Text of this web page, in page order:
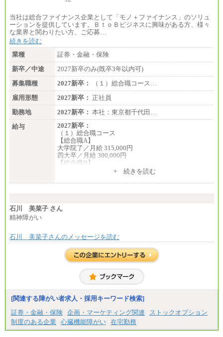
当社は総合ファイナンス企業として「モノ＋ファイナンス」のソリュ
ーションを提供しています。ＢｔｏＢビジネスに興味がある方、様々
な業界と関わりたい方、ご応募…
続きを読む
業種
証券・金融・保険
新卒／中途
2027新卒のみ(既卒3年以内可)
募集職種
2027新卒：
（１）総合職コース…
雇用形態
2027新卒： 正社員
勤務地
2027新卒： 本社：東京都千代田…
給与
2027新卒：
（１）総合職コース
【総合職A】
大学院了／月給 315,000円
四大卒／月給 300,000円
【総合職B】
大学院了／月給 282,000円+ 続きを読む
石川 美菜子 さん
精神障がい
石川 美菜子さんのメッセージを読む
[関連する障がい者求人・採用キーワード検索]
証券・金融・保険 企画・マーケティング関連
ストックオプション
制度のある企業
心臓機能障がい 在宅勤務